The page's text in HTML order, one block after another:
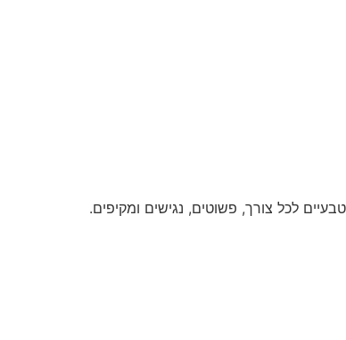
לכל צורך, פשוטים, נגישים ומקיפים.